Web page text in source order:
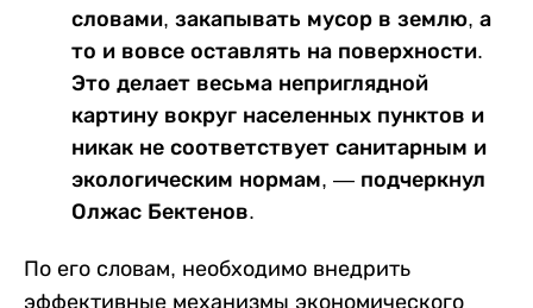
словами, закапывать мусор в землю, а
то и вовсе оставлять на поверхности.
Это делает весьма неприглядной
картину вокруг населенных пунктов и
никак не соответствует санитарным и
экологическим нормам, — подчеркнул
Олжас Бектенов.
По его словам, необходимо внедрить
эффективные механизмы экономического